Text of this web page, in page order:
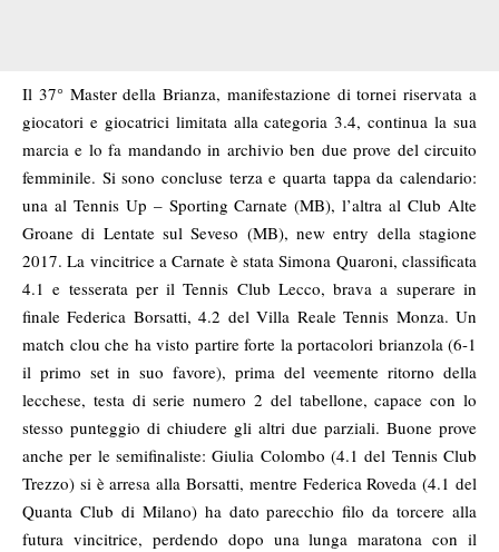
Il 37° Master della Brianza, manifestazione di tornei riservata a
giocatori e giocatrici limitata alla categoria 3.4, continua la sua
marcia e lo fa mandando in archivio ben due prove del circuito
femminile. Si sono concluse terza e quarta tappa da calendario:
una al Tennis Up – Sporting Carnate (MB), l’altra al Club Alte
Groane di Lentate sul Seveso (MB), new entry della stagione
2017. La vincitrice a Carnate è stata Simona Quaroni, classificata
4.1 e tesserata per il Tennis Club Lecco, brava a superare in
finale Federica Borsatti, 4.2 del Villa Reale Tennis Monza. Un
match clou che ha visto partire forte la portacolori brianzola (6-1
il primo set in suo favore), prima del veemente ritorno della
lecchese, testa di serie numero 2 del tabellone, capace con lo
stesso punteggio di chiudere gli altri due parziali. Buone prove
anche per le semifinaliste: Giulia Colombo (4.1 del Tennis Club
Trezzo) si è arresa alla Borsatti, mentre Federica Roveda (4.1 del
Quanta Club di Milano) ha dato parecchio filo da torcere alla
futura vincitrice, perdendo dopo una lunga maratona con il